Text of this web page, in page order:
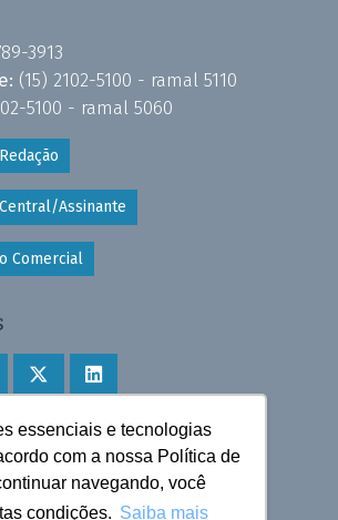
essenciais e tecnologias
com a nossa Política de
navegando, você
condições. Saiba mais
3913
(15) 2102-5100 - ramal 5110
5100 - ramal 5060
Assinante
Comercial
aplicativo